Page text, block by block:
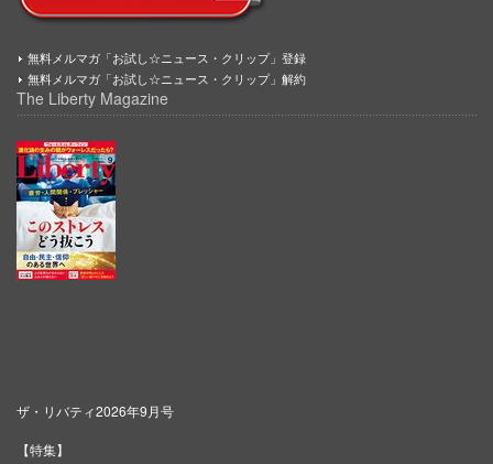
無料メルマガ「お試し☆ニュース・クリップ」登録
無料メルマガ「お試し☆ニュース・クリップ」解約
The Liberty Magazine
ザ・リバティ2026年9月号
【特集】